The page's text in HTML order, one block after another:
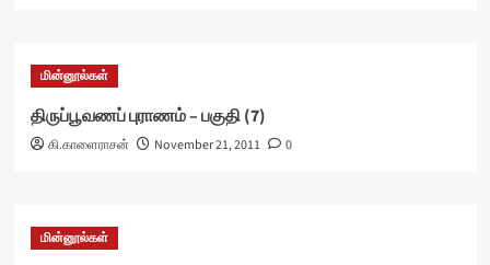
மின்னூல்கள்
திருப்பூவணப் புராணம் – பகுதி (7)
கி.காளைராசன் November 21, 2011 0
மின்னூல்கள்